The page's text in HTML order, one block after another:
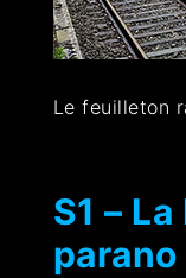
Le feuilleton
S1 –
parano